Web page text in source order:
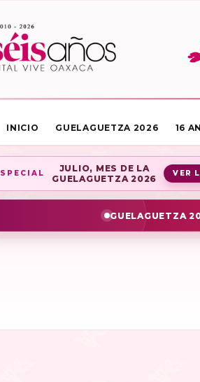
INICIO GUELAGUETZA 2026 16
JULIO, MES DE LA
GUELAGUETZA 2026
VER
GUELAGUETZA